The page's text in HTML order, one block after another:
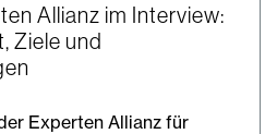
Allianz im Interview:
Ziele und
Experten Allianz für